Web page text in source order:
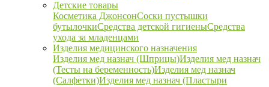
Детские товары
Косметика ДжонсонСоски пустышки
бутылочкиСредства детской гигиеныСредства
ухода за младенцами
Изделия медицинского назначения
Изделия мед назнач (Шприцы)Изделия мед назнач
(Тесты на беременность)Изделия мед назнач
(Салфетки)Изделия мед назнач (Пластыри